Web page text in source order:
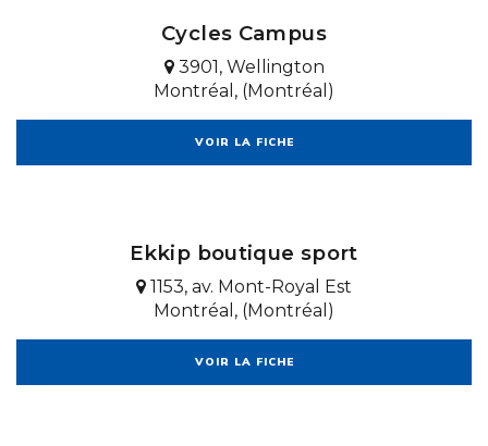
Cycles Campus
3901, Wellington
Montréal, (Montréal)
VOIR LA FICHE
Ekkip boutique sport
1153, av. Mont-Royal Est
Montréal, (Montréal)
VOIR LA FICHE